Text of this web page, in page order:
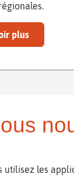
plus
utilisez les